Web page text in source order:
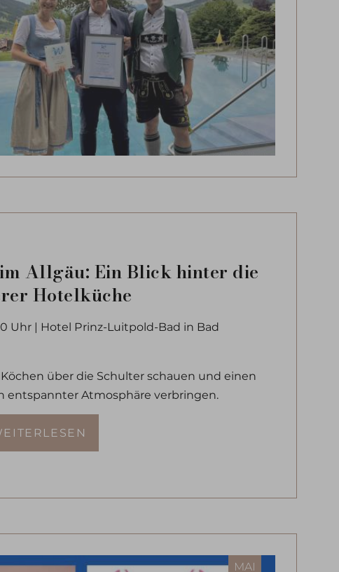
Allgäu: Ein Blick hinter die
Hotelküche
Uhr | Hotel Prinz-Luitpold-Bad in Bad
über die Schulter schauen und einen
entspannter Atmosphäre verbringen.
MAI